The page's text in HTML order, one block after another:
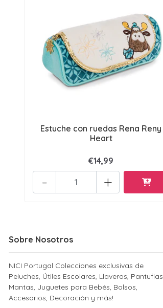
Estuche con ruedas Rena Reny
Heart
€14,99
+
-
Sobre Nosotros
NICI Portugal Colecciones exclusivas de
Peluches, Útiles Escolares, Llaveros, Pantuflas,
Mantas, Juguetes para Bebés, Bolsos,
Accesorios, Decoración y más!